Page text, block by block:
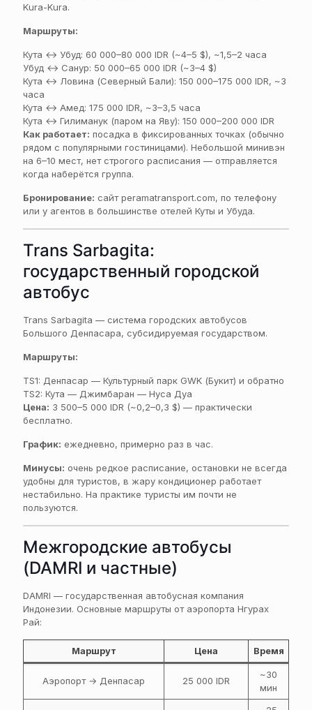
Kura-Kura.
Маршруты:
Кута ↔ Убуд: 60 000–80 000 IDR (~4–5 $), ~1,5–2 часа
Убуд ↔ Санур: 50 000–65 000 IDR (~3–4 $)
Кута ↔ Ловина (Северный Бали): 150 000–175 000 IDR, ~3
часа
Кута ↔ Амед: 175 000 IDR, ~3–3,5 часа
Кута ↔ Гилиманук (паром на Яву): 150 000–200 000 IDR
Как работает: посадка в фиксированных точках (обычно
рядом с популярными гостиницами). Небольшой минивэн
на 6–10 мест, нет строгого расписания — отправляется
когда наберётся группа.
Бронирование: сайт peramatransport.com, по телефону
или у агентов в большинстве отелей Куты и Убуда.
Trans Sarbagita:
государственный городской
автобус
Trans Sarbagita — система городских автобусов
Большого Денпасара, субсидируемая государством.
Маршруты:
TS1: Денпасар — Культурный парк GWK (Букит) и обратно
TS2: Кута — Джимбаран — Нуса Дуа
Цена: 3 500–5 000 IDR (~0,2–0,3 $) — практически
бесплатно.
График: ежедневно, примерно раз в час.
Минусы: очень редкое расписание, остановки не всегда
удобны для туристов, в жару кондиционер работает
нестабильно. На практике туристы им почти не
пользуются.
Межгородские автобусы
(DAMRI и частные)
DAMRI — государственная автобусная компания
Индонезии. Основные маршруты от аэропорта Нгурах
Рай:
Маршрут Цена Время
Аэропорт → Денпасар 25 000 IDR
~30
мин